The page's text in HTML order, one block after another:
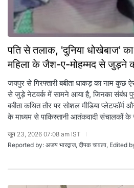
पति से तलाक, 'दुनिया धोखेबाज'
महिला के जैश-ए-मोहम्मद से जुड़ने
जयपुर से गिरफ्तारी बबीता धाकड़ का नाम कुछ
से जुड़े नेटवर्क में सामने आया है, जिनका संबंध
बबीता कथित तौर पर सोशल मीडिया
के माध्यम से पाकिस्तानी आतंकवादी संचालकों के
जून 23, 2026 07:08 am IST
Reported by: अजय भारद्वाज, दीपक चावला, Edited by: